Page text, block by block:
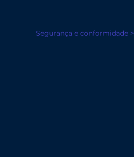
Segurança e conformidade >